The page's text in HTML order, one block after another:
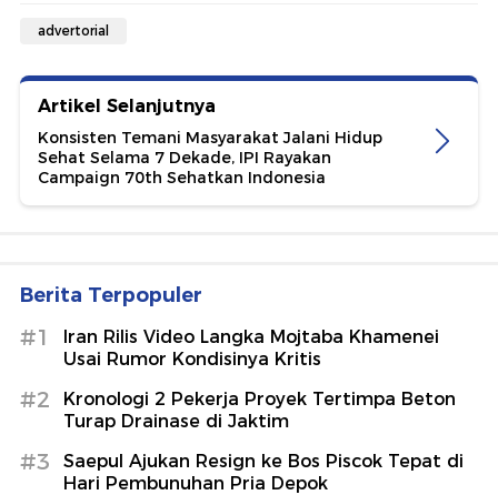
advertorial
Artikel Selanjutnya
Konsisten Temani Masyarakat Jalani Hidup
Sehat Selama 7 Dekade, IPI Rayakan
Campaign 70th Sehatkan Indonesia
Berita Terpopuler
#1
Iran Rilis Video Langka Mojtaba Khamenei
Usai Rumor Kondisinya Kritis
#2
Kronologi 2 Pekerja Proyek Tertimpa Beton
Turap Drainase di Jaktim
#3
Saepul Ajukan Resign ke Bos Piscok Tepat di
Hari Pembunuhan Pria Depok